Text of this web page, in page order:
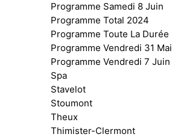
Programme Samedi 8 Juin
Programme Total 2024
Programme Toute La Durée
Programme Vendredi 31 Mai
Programme Vendredi 7 Juin
Spa
Stavelot
Stoumont
Theux
Thimister-Clermont